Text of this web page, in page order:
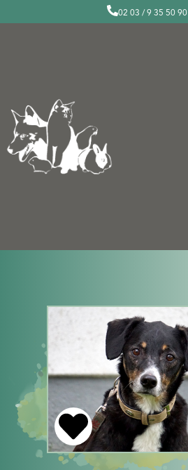
02 03 / 9 35 50 90